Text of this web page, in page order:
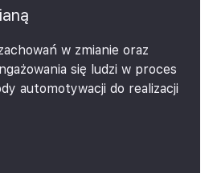
w zmianie oraz
się ludzi w proces
automotywacji do realizacji